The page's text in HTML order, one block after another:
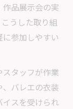
品展示会の実
うした取り組
参加しやすい
タッフが作業
バレエの衣装
スを受けられ